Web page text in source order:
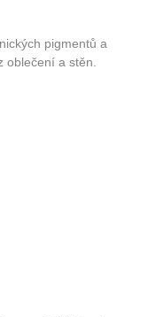
pigmentů a
oblečení a stěn.